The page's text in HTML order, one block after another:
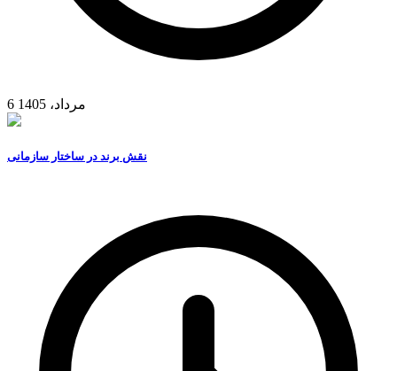
6 مرداد، 1405
نقش برند در ساختار سازمانی